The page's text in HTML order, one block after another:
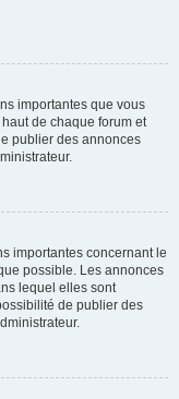
importantes que vous
de chaque forum et
publier des annonces
importantes concernant le
possible. Les annonces
lequel elles sont
de publier des